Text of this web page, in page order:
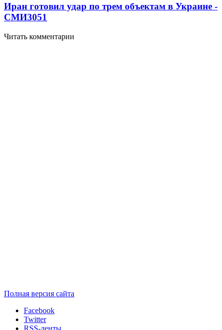
Иран готовил удар по трем объектам в Украине -
СМИ3051
Читать комментарии
Полная версия сайта
Facebook
Twitter
RSS-ленты